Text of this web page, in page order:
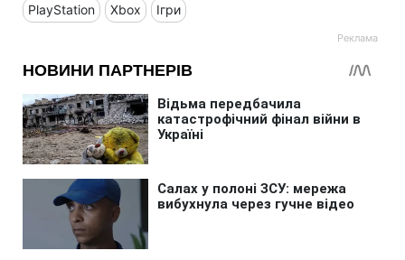
PlayStation Xbox Ігри